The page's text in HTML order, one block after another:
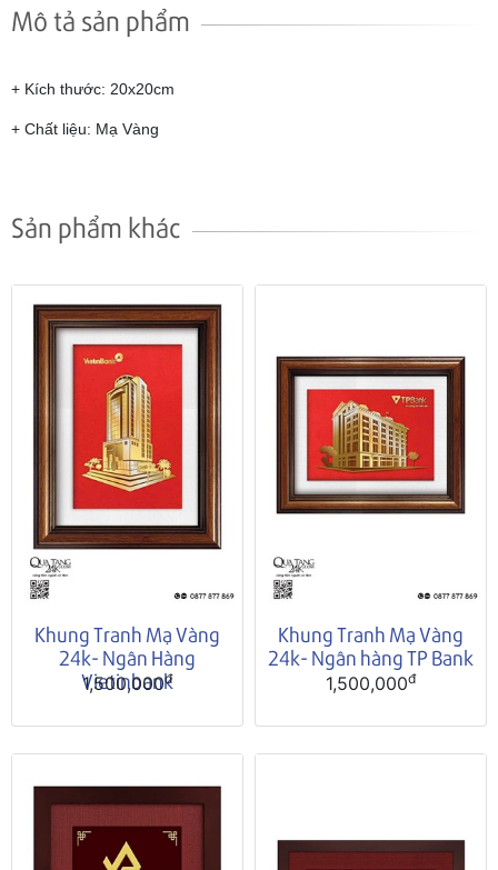
Mô tả sản phẩm
+ Kích thước: 20x20cm
+ Chất liệu: Mạ Vàng
Sản phẩm khác
Khung Tranh Mạ Vàng
24k- Ngân Hàng
Vietinbank
1,500,000đ
Khung Tranh Mạ Vàng
24k- Ngân hàng TP Bank
1,500,000đ